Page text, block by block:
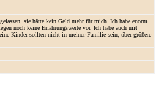
sie hätte kein Geld mehr für mich. Ich habe enorm
noch keine Erfahrungswerte vor. Ich habe auch mit
Kinder sollten nicht in meiner Familie sein, über größere